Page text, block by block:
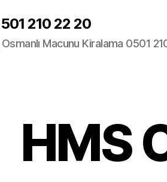
210 22 20
Osmanlı Macunu Kiralama 0501
HMS